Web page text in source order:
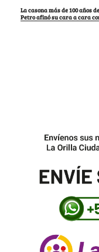
La casona más de 100 años
Petro afinó su cara a cara